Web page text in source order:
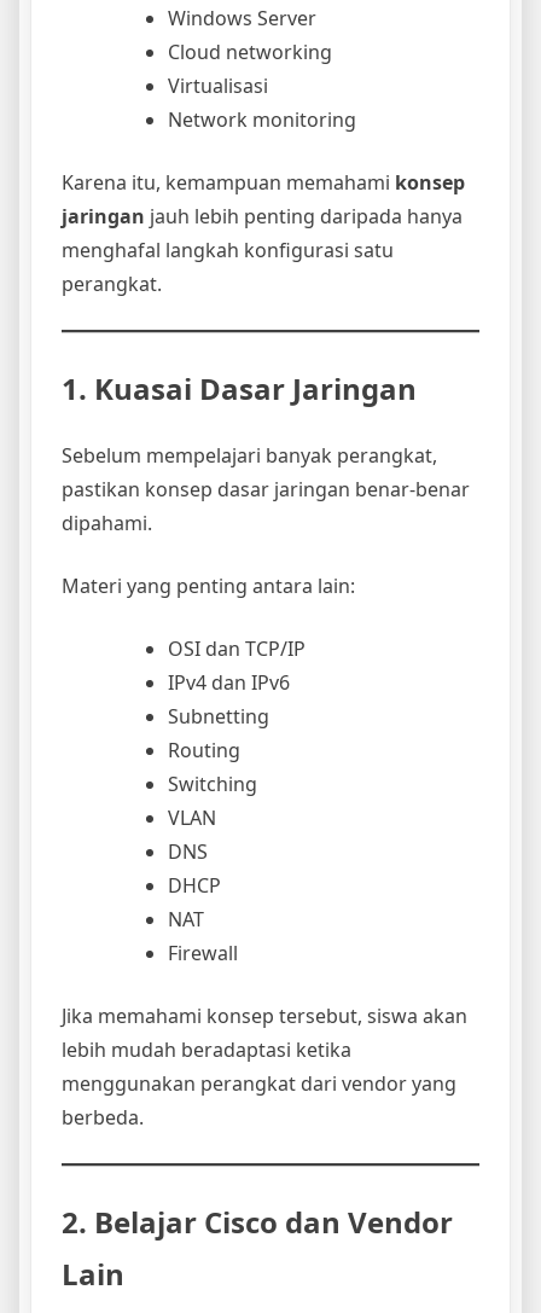
Windows Server
Cloud networking
Virtualisasi
Network monitoring
Karena itu, kemampuan memahami konsep
jaringan jauh lebih penting daripada hanya
menghafal langkah konfigurasi satu
perangkat.
1. Kuasai Dasar Jaringan
Sebelum mempelajari banyak perangkat,
pastikan konsep dasar jaringan benar-benar
dipahami.
Materi yang penting antara lain:
OSI dan TCP/IP
IPv4 dan IPv6
Subnetting
Routing
Switching
VLAN
DNS
DHCP
NAT
Firewall
Jika memahami konsep tersebut, siswa akan
lebih mudah beradaptasi ketika
menggunakan perangkat dari vendor yang
berbeda.
2. Belajar Cisco dan Vendor
Lain